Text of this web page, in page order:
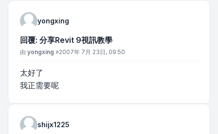
yongxing
回覆: 分享Revit 9視訊教學
文章
由 yongxing »2007年 7月 23日, 09:50
太好了
我正需要呢
shijx1225